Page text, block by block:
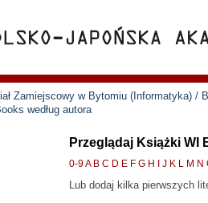
Zamiejscowy w Bytomiu (Informatyka) /
według autora
Przeglądaj Książki WI
0-9A B C D E F G H J K L M N
Lub dodaj kilka pierwszych